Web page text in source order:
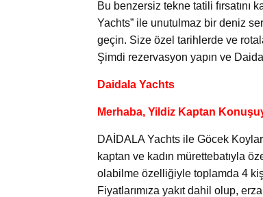
Bu benzersiz tekne tatili fırsatını
Yachts” ile unutulmaz bir deniz
geçin. Size özel tarihlerde ve
Şimdi rezervasyon yapın ve
Daidala Yachts
Merhaba, Yildiz Kaptan
DAİDALA Yachts ile Göcek
kaptan ve kadın mürettebatıyla
olabilme özelliğiyle toplamda 4
Fiyatlarımıza yakıt dahil olup,